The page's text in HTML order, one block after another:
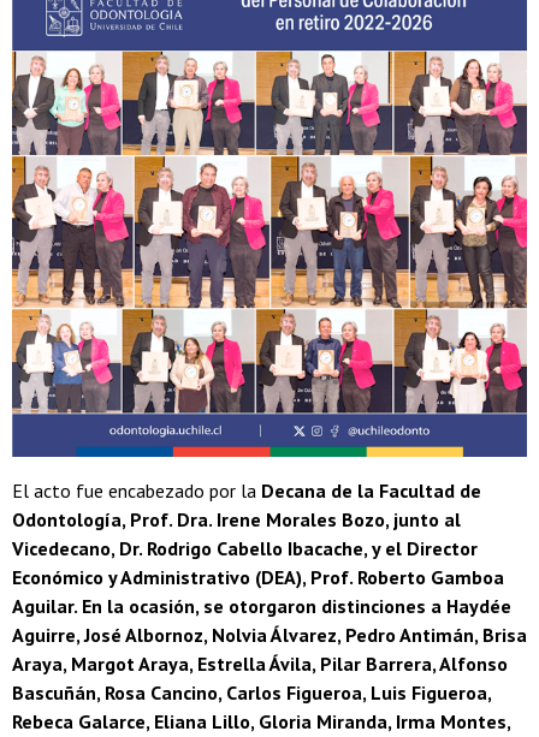
El acto fue encabezado por la Decana de la Facultad de
Odontología, Prof. Dra. Irene Morales Bozo, junto al
Vicedecano, Dr. Rodrigo Cabello Ibacache, y el Director
Económico y Administrativo (DEA), Prof. Roberto Gamboa
Aguilar. En la ocasión, se otorgaron distinciones a Haydée
Aguirre, José Albornoz, Nolvia Álvarez, Pedro Antimán, Brisa
Araya, Margot Araya, Estrella Ávila, Pilar Barrera, Alfonso
Bascuñán, Rosa Cancino, Carlos Figueroa, Luis Figueroa,
Rebeca Galarce, Eliana Lillo, Gloria Miranda, Irma Montes,